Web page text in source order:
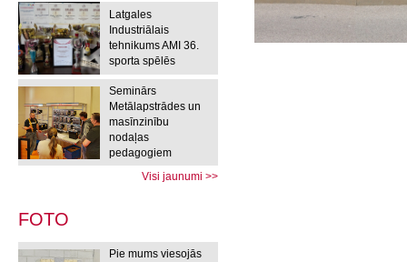
Latgales
Industriālais
tehnikums AMI 36.
sporta spēlēs
Seminārs
Metālapstrādes un
masīnzinību
nodaļas
pedagogiem
Visi jaunumi >>
FOTO
Pie mums viesojās